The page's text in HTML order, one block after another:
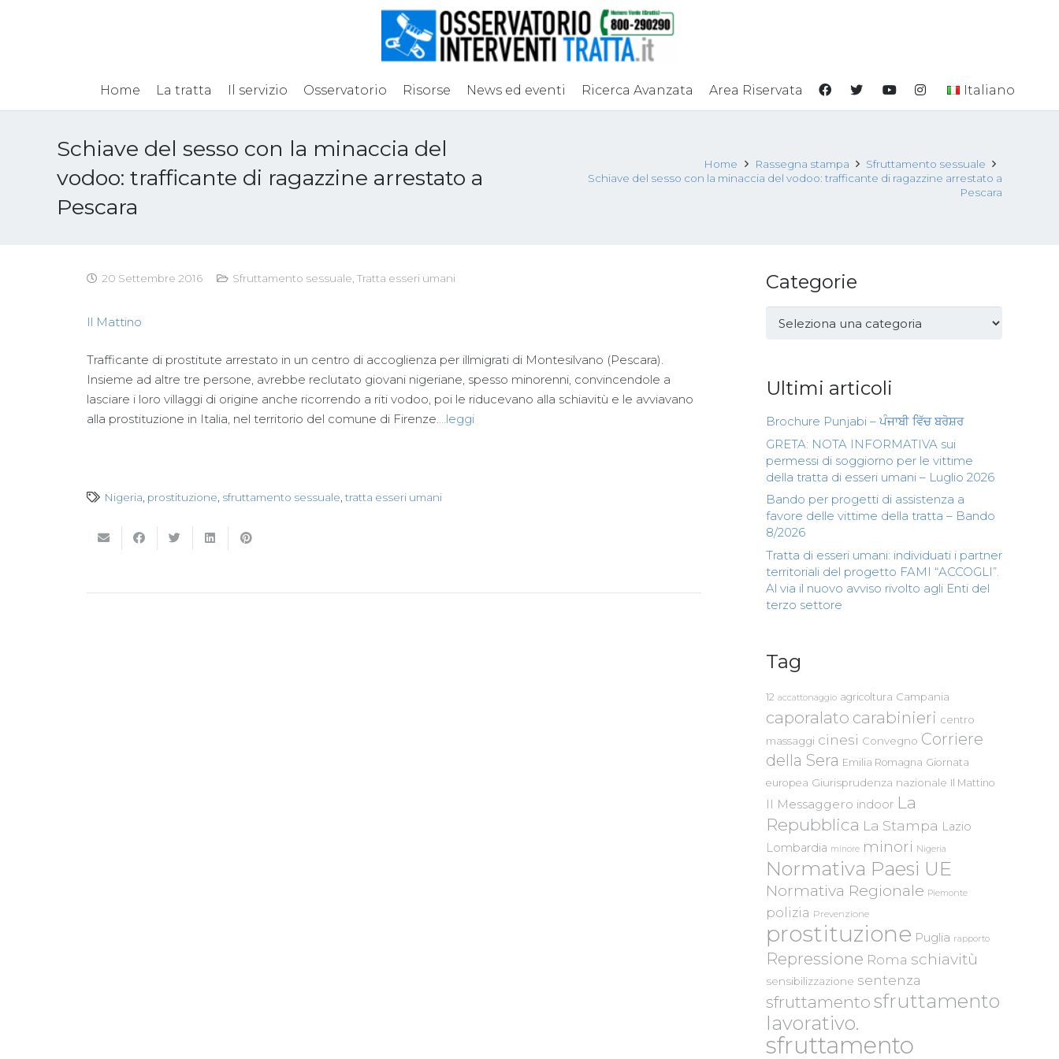
Home La tratta Il servizio Osservatorio Risorse News ed eventi Ricerca Avanzata Area Riservata Italiano
Schiave del sesso con la minaccia del
vodoo: trafficante di ragazzine arrestato a
Pescara
Home Rassegna stampa
Sfruttamento sessuale
Schiave del sesso con la minaccia del vodoo: trafficante di ragazzine arrestato a
Pescara
20 Settembre 2016 Sfruttamento sessuale ,Tratta esseri umani
Il Mattino
Trafficante di prostitute arrestato in un centro di accoglienza per illmigrati di Montesilvano (Pescara).
Insieme ad altre tre persone, avrebbe reclutato giovani nigeriane, spesso minorenni, convincendole a
lasciare i loro villaggi di origine anche ricorrendo a riti vodoo, poi le riducevano alla schiavitù e le avviavano
alla prostituzione in Italia, nel territorio del comune di Firenze.
…leggi
Nigeria prostituzione sfruttamento sessuale tratta esseri umani
Categorie
Categorie
Ultimi articoli
Brochure Punjabi – ਪੰਜਾਬੀ ਵਿੱਚ ਬਰੋਸ਼ਰ
GRETA: NOTA INFORMATIVA sui
permessi di soggiorno per le vittime
della tratta di esseri umani – Luglio 2026
Bando per progetti di assistenza a
favore delle vittime della tratta – Bando
8/2026
Tratta di esseri umani: individuati i partner
territoriali del progetto FAMI “ACCOGLI”.
Al via il nuovo avviso rivolto agli Enti del
terzo settore
Tag
12 accattonaggio agricoltura Campania
caporalato carabinieri centro
massaggi cinesi Convegno Corriere
della Sera Emilia Romagna Giornata
europea Giurisprudenza nazionale Il Mattino
Il Messaggero indoor La
Repubblica La Stampa Lazio
Lombardia minore minori Nigeria
Normativa Paesi UE
Normativa Regionale Piemonte
polizia Prevenzione
prostituzione Puglia rapporto
Repressione Roma schiavitù
sensibilizzazione sentenza
sfruttamento sfruttamento
lavorativo.
sfruttamento